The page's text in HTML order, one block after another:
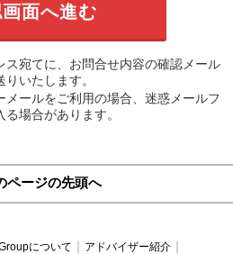
宛てに、お問合せ内容の確認メール
りいたします。
ールをご利用の場合、迷惑メールフ
る場合があります。
ページの先頭へ
について
アドバイザー紹介